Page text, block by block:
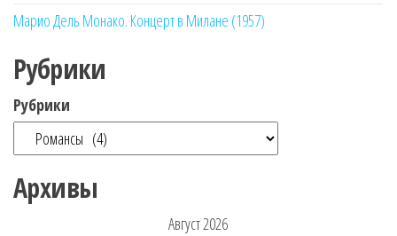
Марио Дель Монако. Концерт в Милане (1957)
Рубрики
Рубрики
Архивы
Август 2026